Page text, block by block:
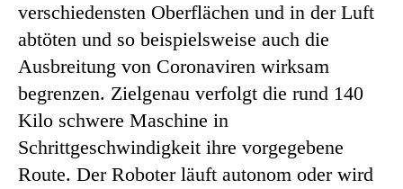
verschiedensten Oberflächen und in der Luft
abtöten und so beispielsweise auch die
Ausbreitung von Coronaviren wirksam
begrenzen. Zielgenau verfolgt die rund 140
Kilo schwere Maschine in
Schrittgeschwindigkeit ihre vorgegebene
Route. Der Roboter läuft autonom oder wird